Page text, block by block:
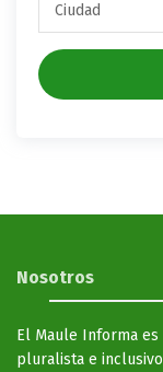
Nosotros
El Maule Informa
pluralista e